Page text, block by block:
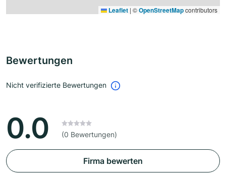
Leaflet | ©OpenStreetMapcontributors
Bewertungen
Nicht verifizierte Bewertungen
0.0 (0 Bewertungen)
Firma bewerten